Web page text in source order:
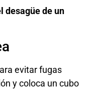
desagüe de un
evitar fugas
y coloca un cubo